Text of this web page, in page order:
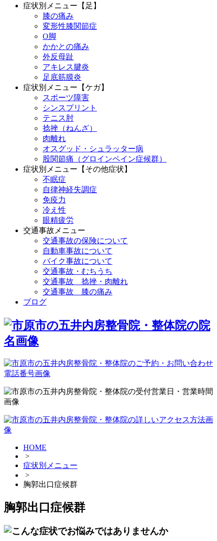
症状別メニュー【足】
膝の痛み
変形性膝関節症
O脚
かかとの痛み
外反母趾
アキレス腱炎
足底筋膜炎
症状別メニュー【ケガ】
スポーツ障害
シンスプリント
テニス肘
捻挫（ねんざ）
肉離れ
オスグッド・シュラッター病
股関節痛（グロインペイン症候群）
症状別メニュー【その他症状】
不眠症
自律神経失調症
免疫力
冷え性
眼精疲労
交通事故メニュー
交通事故の保険について
自動車事故について
バイク事故について
交通事故・むちうち
交通事故 捻挫・肉離れ
交通事故 膝の痛み
ブログ
HOME
>
症状別メニュー
>
胸郭出口症候群
胸郭出口症候群